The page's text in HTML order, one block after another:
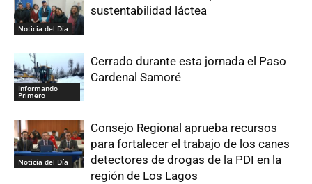
Noticia del Día
sustentabilidad láctea
Informando
Primero
Cerrado durante esta jornada el Paso
Cardenal Samoré
Noticia del Día
Consejo Regional aprueba recursos
para fortalecer el trabajo de los canes
detectores de drogas de la PDI en la
región de Los Lagos